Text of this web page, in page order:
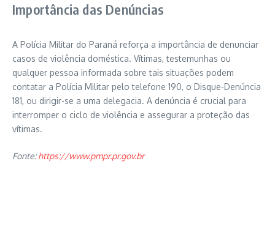
Importância das Denúncias
A Polícia Militar do Paraná reforça a importância de denunciar
casos de violência doméstica. Vítimas, testemunhas ou
qualquer pessoa informada sobre tais situações podem
contatar a Polícia Militar pelo telefone 190, o Disque-Denúncia
181, ou dirigir-se a uma delegacia. A denúncia é crucial para
interromper o ciclo de violência e assegurar a proteção das
vítimas.
Fonte:https://www.pmpr.pr.gov.br